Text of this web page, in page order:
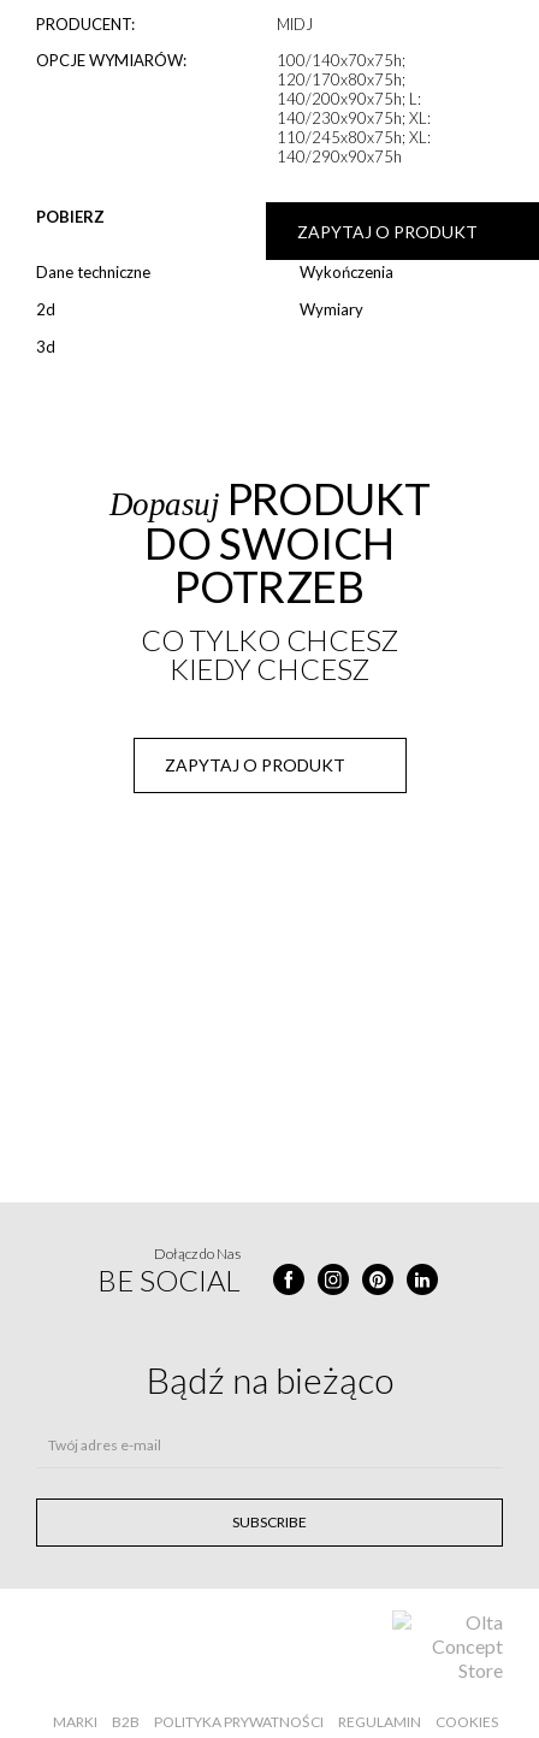
ZAPYTAJ O PRODUKT
PRODUCENT:
MIDJ
OPCJE WYMIARÓW:
100/140x70x75h;
120/170x80x75h;
140/200x90x75h; L:
140/230x90x75h; XL:
110/245x80x75h; XL:
140/290x90x75h
POBIERZ
Dane techniczne
2d
3d
Wykończenia
Wymiary
Dopasuj PRODUKT
DO SWOICH
POTRZEB
CO TYLKO CHCESZ
KIEDY CHCESZ
ZAPYTAJ O PRODUKT
Dołącz do Nas
BE SOCIAL
Bądź na bieżąco
Twój adres e-mail
SUBSCRIBE
MARKI B2B POLITYKA PRYWATNOŚCI REGULAMIN COOKIES